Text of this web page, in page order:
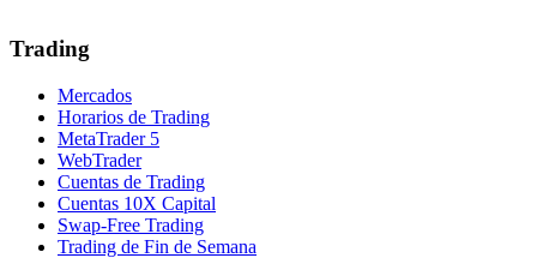
Trading
Mercados
Horarios de Trading
MetaTrader 5
WebTrader
Cuentas de Trading
Cuentas 10X Capital
Swap-Free Trading
Trading de Fin de Semana